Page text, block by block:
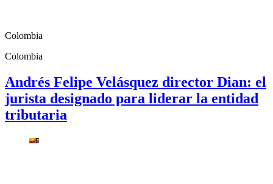
Colombia
Colombia
Andrés Felipe Velásquez director Dian: el
jurista designado para liderar la entidad
tributaria